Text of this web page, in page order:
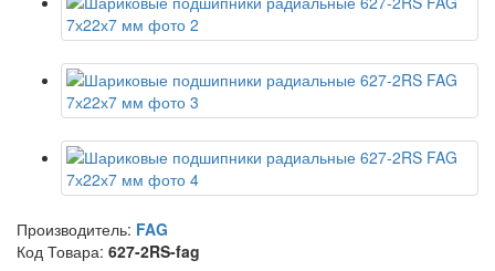
Производитель: FAG
Код Товара: 627-2RS-fag